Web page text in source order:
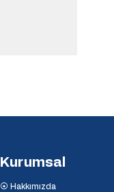
Kurumsal
⦿ Hakkımızda